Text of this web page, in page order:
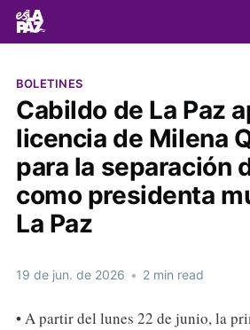
BOLETINES
Cabildo de La Paz
licencia de Milena
para la separación
como presidenta
La Paz
19 de jun. de 2026 • 2 min read
• A partir del lunes 22 de junio, la